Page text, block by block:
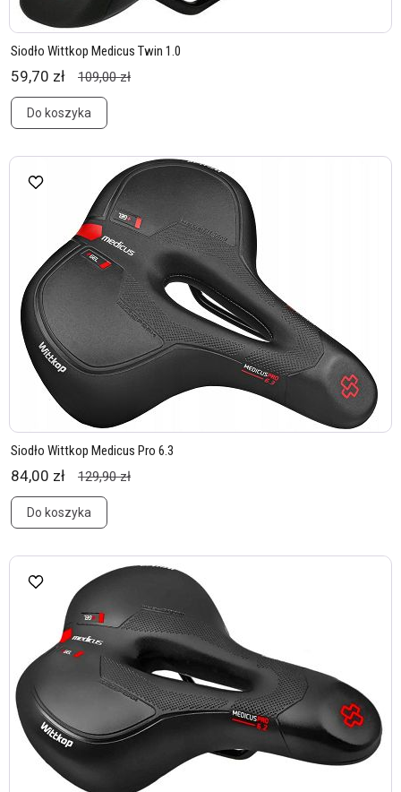
Siodło Wittkop Medicus Twin 1.0
59,70 zł 109,00 zł
Do koszyka
Siodło Wittkop Medicus Pro 6.3
84,00 zł 129,90 zł
Do koszyka